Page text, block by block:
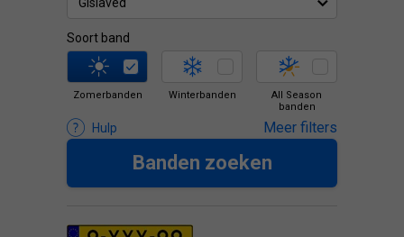
Soort band
Zomerbanden Winterbanden
All Season
banden
Hulp Meer filters
Banden zoeken